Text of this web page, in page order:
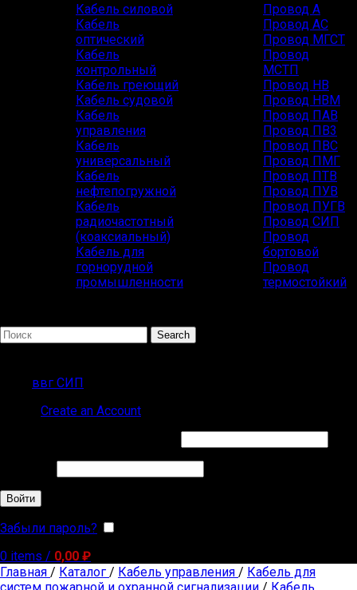
Кабель силовой
Кабель
оптический
Кабель
контрольный
Кабель греющий
Кабель судовой
Кабель
управления
Кабель
универсальный
Кабель
нефтепогружной
Кабель
радиочастотный
(коаксиальный)
Кабель для
горнорудной
промышленности
Провод А
Провод АС
Провод МГСТ
Провод
МСТП
Провод НВ
Провод НВМ
Провод ПАВ
Провод ПВ3
Провод ПВС
Провод ПМГ
Провод ПТВ
Провод ПУВ
Провод ПУГВ
Провод СИП
Провод
бортовой
Провод
термостойкий
Search
ввг СИП
Create an Account
Войти
Забыли пароль?
0 items / 0,00 ₽
Главная / Каталог / Кабель управления / Кабель для